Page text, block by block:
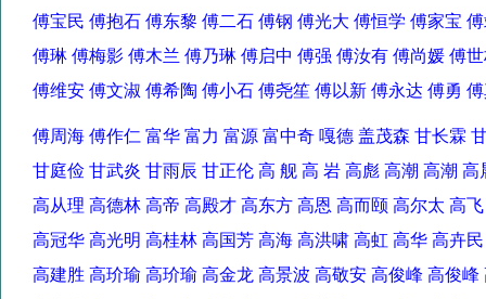
傅宝民 傅抱石 傅东黎 傅二石 傅钢 傅光大 傅恒学 傅家宝
傅琳 傅梅影 傅木兰 傅乃琳 傅启中 傅强 傅汝有 傅尚媛 傅
傅维安 傅文淑 傅希陶 傅小石 傅尧笙 傅以新 傅永达 傅勇
傅周海 傅作仁 富华 富力 富源 富中奇 嘎德 盖茂森 甘长霖
甘庭俭 甘武炎 甘雨辰 甘正伦 高 舰 高 岩 高彪 高潮 高潮
高从理 高德林 高帝 高殿才 高东方 高恩 高而颐 高尔太 高
高冠华 高光明 高桂林 高国芳 高海 高洪啸 高虹 高华 高卉
高建胜 高玠瑜 高玠瑜 高金龙 高景波 高敬安 高俊峰 高俊